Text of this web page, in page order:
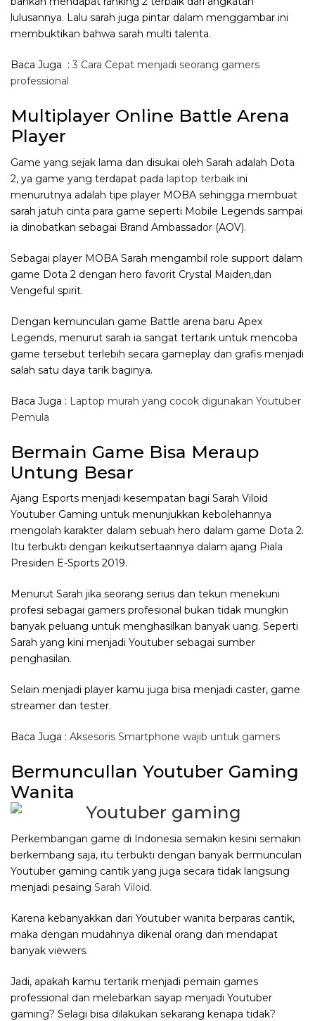
lulusannya. Lalu sarah juga pintar dalam menggambar ini
membuktikan bahwa sarah multi talenta.
Baca Juga : 3 Cara Cepat menjadi seorang gamers
professional
Multiplayer Online Battle Arena
Player
Game yang sejak lama dan disukai oleh Sarah adalah Dota
2, ya game yang terdapat pada laptop terbaik ini
menurutnya adalah tipe player MOBA sehingga membuat
sarah jatuh cinta para game seperti Mobile Legends sampai
ia dinobatkan sebagai Brand Ambassador (AOV).
Sebagai player MOBA Sarah mengambil role support dalam
game Dota 2 dengan hero favorit Crystal Maiden,dan
Vengeful spirit.
Dengan kemunculan game Battle arena baru Apex
Legends, menurut sarah ia sangat tertarik untuk mencoba
game tersebut terlebih secara gameplay dan grafis menjadi
salah satu daya tarik baginya.
Baca Juga : Laptop murah yang cocok digunakan Youtuber
Pemula
Bermain Game Bisa Meraup
Untung Besar
Ajang Esports menjadi kesempatan bagi Sarah Viloid
Youtuber Gaming untuk menunjukkan kebolehannya
mengolah karakter dalam sebuah hero dalam game Dota 2.
Itu terbukti dengan keikutsertaannya dalam ajang Piala
Presiden E-Sports 2019.
Menurut Sarah jika seorang serius dan tekun menekuni
profesi sebagai gamers profesional bukan tidak mungkin
banyak peluang untuk menghasilkan banyak uang. Seperti
Sarah yang kini menjadi Youtuber sebagai sumber
penghasilan.
Selain menjadi player kamu juga bisa menjadi caster, game
streamer dan tester.
Baca Juga : Aksesoris Smartphone wajib untuk gamers
Bermuncullan Youtuber Gaming
Wanita
Perkembangan game di Indonesia semakin kesini semakin
berkembang saja, itu terbukti dengan banyak bermunculan
Youtuber gaming cantik yang juga secara tidak langsung
menjadi pesaing Sarah Viloid.
Karena kebanyakkan dari Youtuber wanita berparas cantik,
maka dengan mudahnya dikenal orang dan mendapat
banyak viewers.
Jadi, apakah kamu tertarik menjadi pemain games
professional dan melebarkan sayap menjadi Youtuber
gaming? Selagi bisa dilakukan sekarang kenapa tidak?